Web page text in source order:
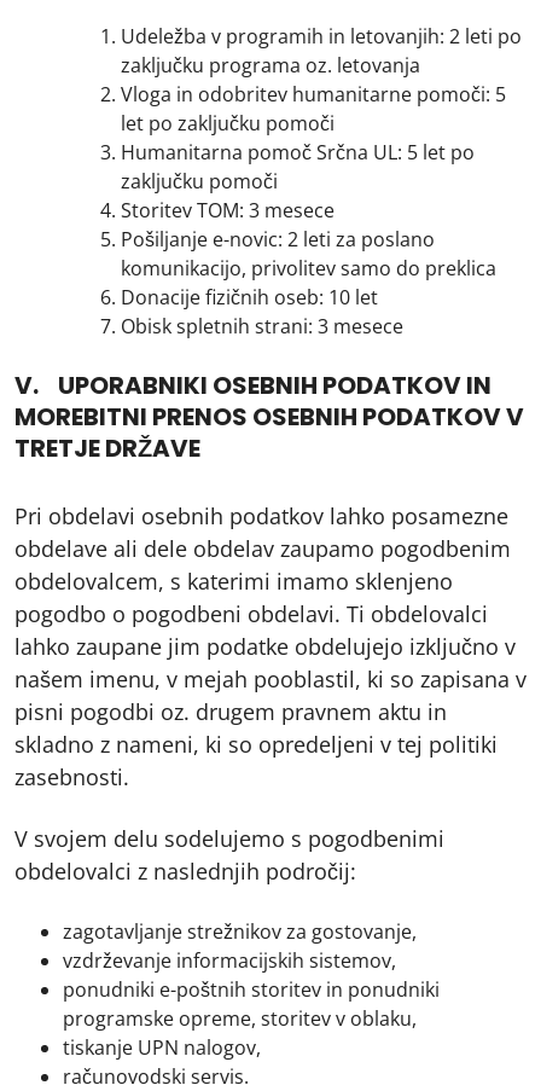
Udeležba v programih in letovanjih: 2 leti po
zaključku programa oz. letovanja
Vloga in odobritev humanitarne pomoči: 5
let po zaključku pomoči
Humanitarna pomoč Srčna UL: 5 let po
zaključku pomoči
Storitev TOM: 3 mesece
Pošiljanje e-novic: 2 leti za poslano
komunikacijo, privolitev samo do preklica
Donacije fizičnih oseb: 10 let
Obisk spletnih strani: 3 mesece
V. UPORABNIKI OSEBNIH PODATKOV IN
MOREBITNI PRENOS OSEBNIH PODATKOV V
TRETJE DRŽAVE
Pri obdelavi osebnih podatkov lahko posamezne
obdelave ali dele obdelav zaupamo pogodbenim
obdelovalcem, s katerimi imamo sklenjeno
pogodbo o pogodbeni obdelavi. Ti obdelovalci
lahko zaupane jim podatke obdelujejo izključno v
našem imenu, v mejah pooblastil, ki so zapisana v
pisni pogodbi oz. drugem pravnem aktu in
skladno z nameni, ki so opredeljeni v tej politiki
zasebnosti.
V svojem delu sodelujemo s pogodbenimi
obdelovalci z naslednjih področij:
zagotavljanje strežnikov za gostovanje,
vzdrževanje informacijskih sistemov,
ponudniki e-poštnih storitev in ponudniki
programske opreme, storitev v oblaku,
tiskanje UPN nalogov,
računovodski servis.